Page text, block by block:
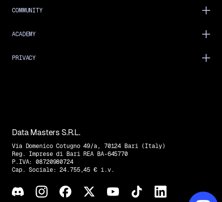
COMMUNITY
ACADEMY
PRIVACY
Data Masters S.R.L.
Via Domenico Cotugno 49/a, 70124 Bari (Italy)
Reg. Imprese di Bari REA BA-645770
P.IVA: 08720980724
Cap. Sociale: 24.755,45 € i.v.
Trovaci su